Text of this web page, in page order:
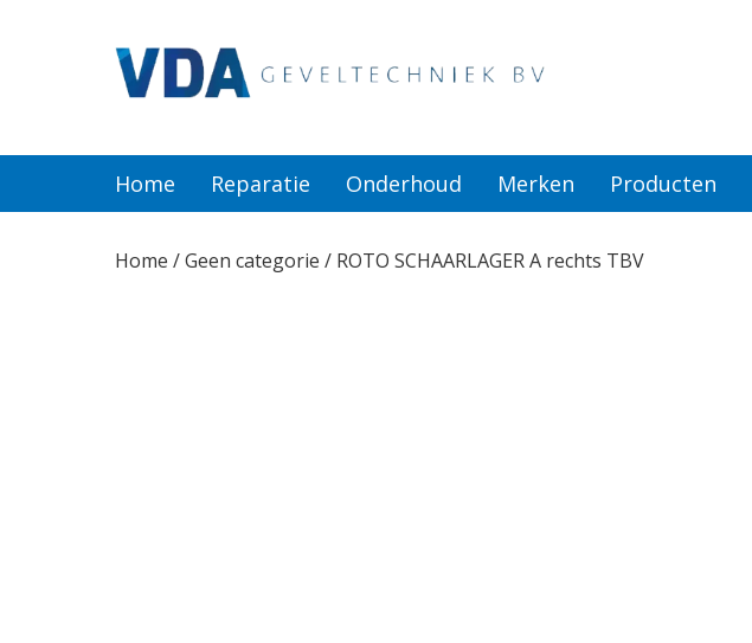
Home Reparatie Onderhoud Merken Producten
Home /Geen categorie / ROTO SCHAARLAGER A rechts TBV